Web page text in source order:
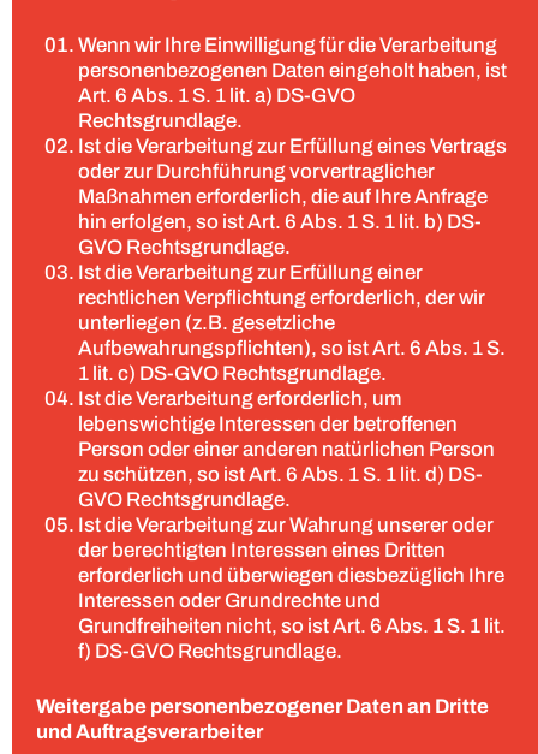
Wenn wir Ihre Einwilligung für die Verarbeitung
personenbezogenen Daten eingeholt haben, ist
Art. 6 Abs. 1 S. 1 lit. a) DS-GVO
Rechtsgrundlage.
Ist die Verarbeitung zur Erfüllung eines Vertrags
oder zur Durchführung vorvertraglicher
Maßnahmen erforderlich, die auf Ihre Anfrage
hin erfolgen, so ist Art. 6 Abs. 1 S. 1 lit. b) DS-
GVO Rechtsgrundlage.
Ist die Verarbeitung zur Erfüllung einer
rechtlichen Verpflichtung erforderlich, der wir
unterliegen (z.B. gesetzliche
Aufbewahrungspflichten), so ist Art. 6 Abs. 1 S.
1 lit. c) DS-GVO Rechtsgrundlage.
Ist die Verarbeitung erforderlich, um
lebenswichtige Interessen der betroffenen
Person oder einer anderen natürlichen Person
zu schützen, so ist Art. 6 Abs. 1 S. 1 lit. d) DS-
GVO Rechtsgrundlage.
Ist die Verarbeitung zur Wahrung unserer oder
der berechtigten Interessen eines Dritten
erforderlich und überwiegen diesbezüglich Ihre
Interessen oder Grundrechte und
Grundfreiheiten nicht, so ist Art. 6 Abs. 1 S. 1 lit.
f) DS-GVO Rechtsgrundlage.
Weitergabe personenbezogener Daten an Dritte
und Auftragsverarbeiter